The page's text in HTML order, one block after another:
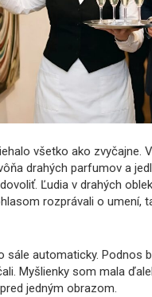
všetko ako zvyčajne.
drahých parfumov a
Ľudia v drahých
rozprávali o umení,
sále automaticky. Podnos
Myšlienky som mala
jedným obrazom.